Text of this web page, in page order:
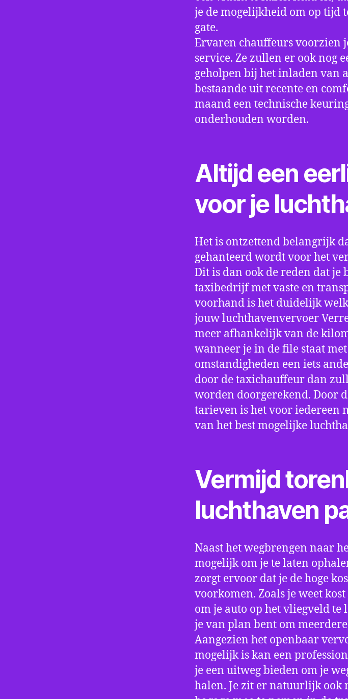
je de mogelijkheid om op tijd
gate.
Ervaren chauffeurs voorzien
service. Ze zullen er ook nog
geholpen bij het inladen van
bestaande uit recente en
maand een technische
onderhouden worden.
Altijd een
voor je
Het is ontzettend belangrijk
gehanteerd wordt voor het
Dit is dan ook de reden dat je
taxibedrijf met vaste en
voorhand is het duidelijk
jouw luchthavenvervoer
meer afhankelijk van de
wanneer je in de file staat
omstandigheden een iets
door de taxichauffeur dan
worden doorgerekend. Door
tarieven is het voor iedereen
van het best mogelijke
Vermijd
luchthaven
Naast het wegbrengen naar
mogelijk om je te laten
zorgt ervoor dat je de hoge
voorkomen. Zoals je weet
om je auto op het vliegveld te
je van plan bent om
Aangezien het openbaar
mogelijk is kan een
je een uitweg bieden om je
halen. Je zit er natuurlijk ook